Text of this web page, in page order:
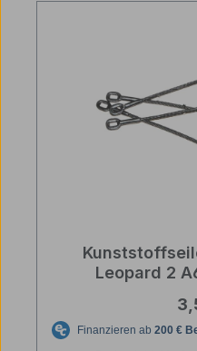
Leopard 2